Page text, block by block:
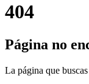
404
Página no
La página que